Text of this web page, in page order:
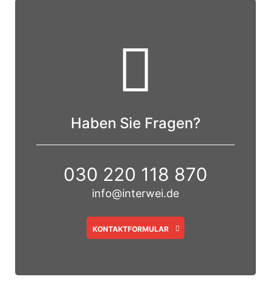
Haben Sie Fragen?
030 220 118 870
info@interwei.de
KONTAKTFORMULAR